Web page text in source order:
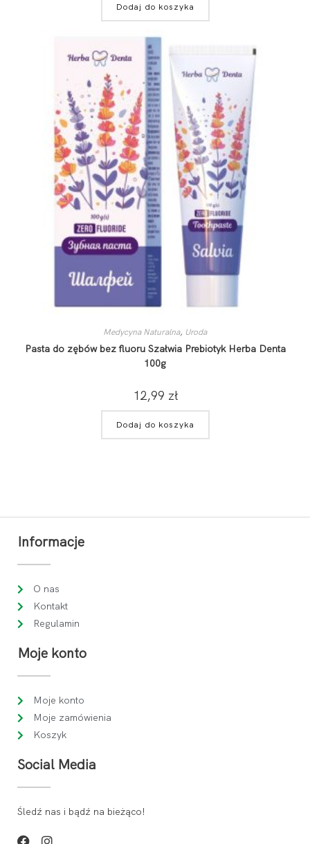
Dodaj do koszyka
Medycyna Naturalna, Uroda
Pasta do zębów bez fluoru Szałwia Prebiotyk Herba Denta
100g
12,99 zł
Dodaj do koszyka
Informacje
O nas
Kontakt
Regulamin
Moje konto
Moje konto
Moje zamówienia
Koszyk
Social Media
Śledź nas i bądź na bieżąco!